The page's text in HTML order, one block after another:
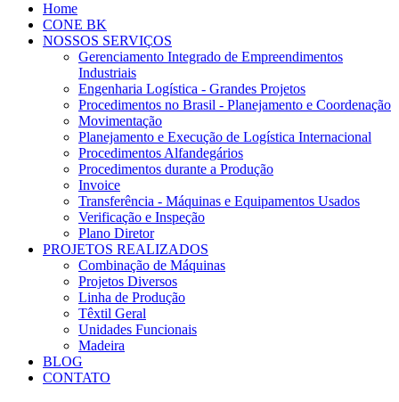
Home
CONE BK
NOSSOS SERVIÇOS
Gerenciamento Integrado de Empreendimentos
Industriais
Engenharia Logística - Grandes Projetos
Procedimentos no Brasil - Planejamento e Coordenação
Movimentação
Planejamento e Execução de Logística Internacional
Procedimentos Alfandegários
Procedimentos durante a Produção
Invoice
Transferência - Máquinas e Equipamentos Usados
Verificação e Inspeção
Plano Diretor
PROJETOS REALIZADOS
Combinação de Máquinas
Projetos Diversos
Linha de Produção
Têxtil Geral
Unidades Funcionais
Madeira
BLOG
CONTATO